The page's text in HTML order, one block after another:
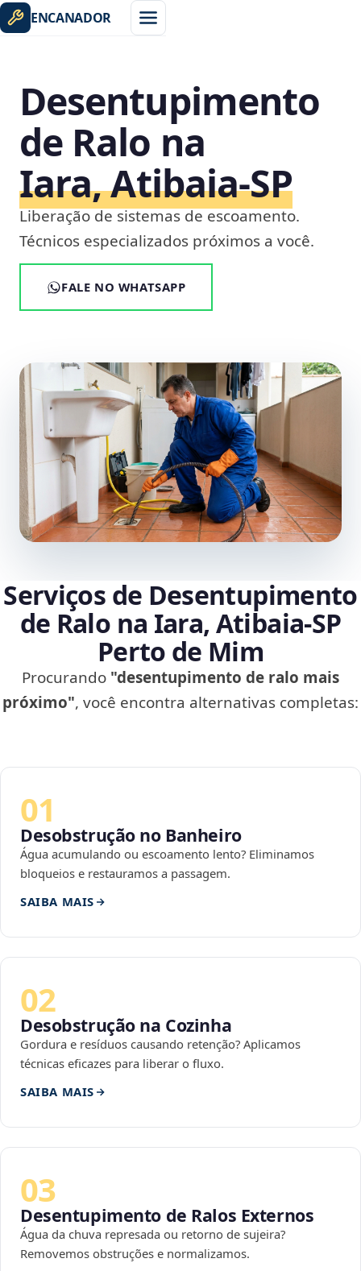
ENCANADOR
Desentupimento
de Ralo na
Iara, Atibaia‑SP
Liberação de sistemas de escoamento.
Técnicos especializados próximos a você.
FALE NO WHATSAPP
Serviços de Desentupimento
de Ralo na Iara, Atibaia‑SP
Perto de Mim
Procurando "desentupimento de ralo mais
próximo", você encontra alternativas completas:
01
Desobstrução no Banheiro
Água acumulando ou escoamento lento? Eliminamos
bloqueios e restauramos a passagem.
SAIBA MAIS
02
Desobstrução na Cozinha
Gordura e resíduos causando retenção? Aplicamos
técnicas eficazes para liberar o fluxo.
SAIBA MAIS
03
Desentupimento de Ralos Externos
Água da chuva represada ou retorno de sujeira?
Removemos obstruções e normalizamos.